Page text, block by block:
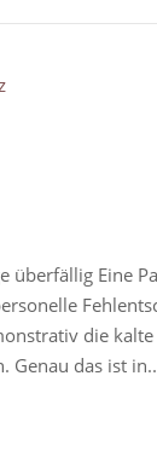
überfällig Eine
die
Genau das ist